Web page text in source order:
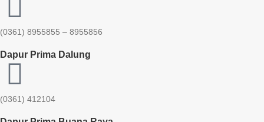
(0361) 8955855 – 8955856​
Dapur Prima Dalung
(0361) 412104